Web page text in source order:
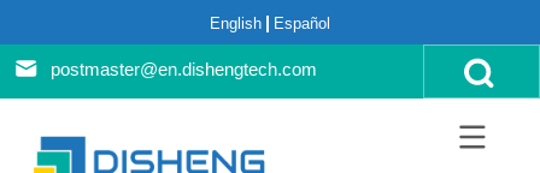
English Español
postmaster@en.dishengtech.com